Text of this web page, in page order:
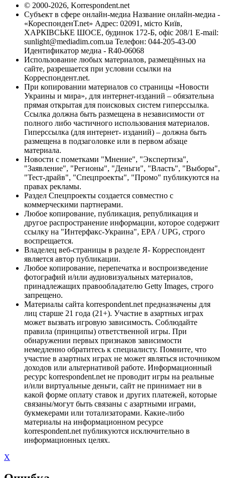
© 2000-2026, Korrespondent.net
Субъект в сфере онлайн-медиа Название онлайн-медиа -
«КореспонденТ.net» Адрес: 02091, місто Київ,
ХАРКІВСЬКЕ ШОСЕ, будинок 172-Б, офіс 208/1 E-mail:
sunlight@mediadim.com.ua Телефон: 044-205-43-00
Идентификатор медиа - R40-06068
Использование любых материалов, размещённых на
сайте, разрешается при условии ссылки на
Корреспондент.net.
При копировании материалов со страницы «Новости
Украины и мира», для интернет-изданий – обязательна
прямая открытая для поисковых систем гиперссылка.
Ссылка должна быть размещена в независимости от
полного либо частичного использования материалов.
Гиперссылка (для интернет- изданий) – должна быть
размещена в подзаголовке или в первом абзаце
материала.
Новости с пометками "Мнение", "Экспертиза",
"Заявление", "Регионы", "Деньги", "Власть", "Выборы",
"Тест-драйв", "Спецпроекты", "Промо" публикуются на
правах рекламы.
Раздел Спецпроекты создается совместно с
коммерческими партнерами.
Любое копирование, публикация, републикация и
другое распространение информации, которое содержит
ссылку на "Интерфакс-Украина", EPA / UPG, строго
воспрещается.
Владелец веб-страницы в разделе Я- Корреспондент
является автор публикации.
Любое копирование, перепечатка и воспроизведение
фотографий и/или аудиовизуальных материалов,
принадлежащих правообладателю Getty Images, строго
запрещено.
Материалы сайта korrespondent.net предназначены для
лиц старше 21 года (21+). Участие в азартных играх
может вызвать игровую зависимость. Соблюдайте
правила (принципы) ответственной игры. При
обнаружении первых признаков зависимости
немедленно обратитесь к специалисту. Помните, что
участие в азартных играх не может являться источником
доходов или альтернативой работе. Информационный
ресурс korrespondent.net не проводит игры на реальные
и/или виртуальные деньги, сайт не принимает ни в
какой форме оплату ставок и других платежей, которые
связаны/могут быть связаны с азартными играми,
букмекерами или тотализаторами. Какие-либо
материалы на информационном ресурсе
korrespondent.net публикуются исключительно в
информационных целях.
X